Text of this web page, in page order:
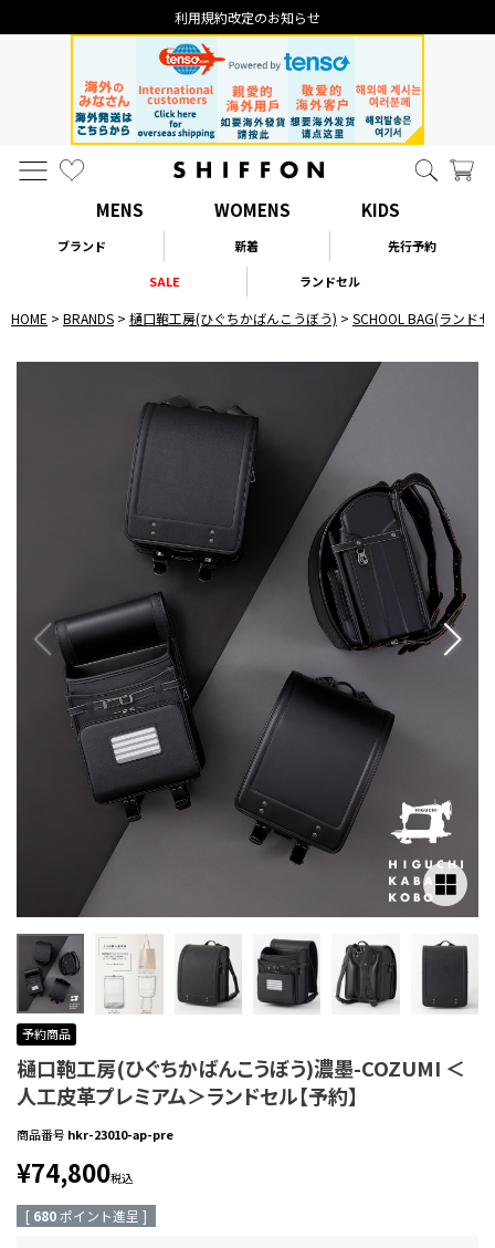
利用規約改定のお知らせ
MENS WOMENS KIDS
ブランド 新着
先行予約
SALE
ランドセル
HOME BRANDS 樋口鞄工房(ひぐちかばんこうぼう) SCHOOL BAG(ランド
予約商品
樋口鞄工房(ひぐちかばんこうぼう)濃墨-COZUMI ＜
人工皮革プレミアム＞ランドセル【予約】
商品番号 hkr-23010-ap-pre
¥74,800税込
[ 680ポイント進呈 ]